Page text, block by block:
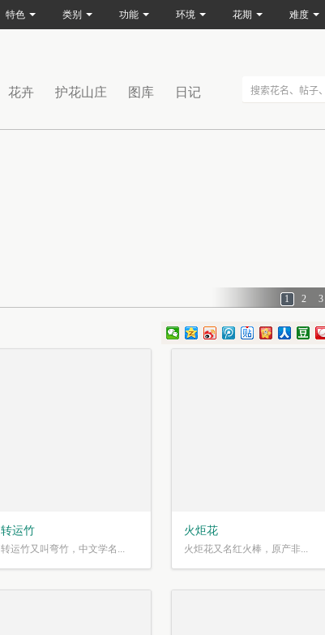
花卉 护花山庄 图库 日记
1 2 3
转运竹
转运竹又叫弯竹，中文学名...
火炬花
火炬花又名红火棒，原产非...
特色 类别 功能 环境 花期 难度